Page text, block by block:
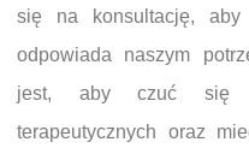
się na konsultację,
odpowiada naszym
jest, aby czuć się
terapeutycznych oraz